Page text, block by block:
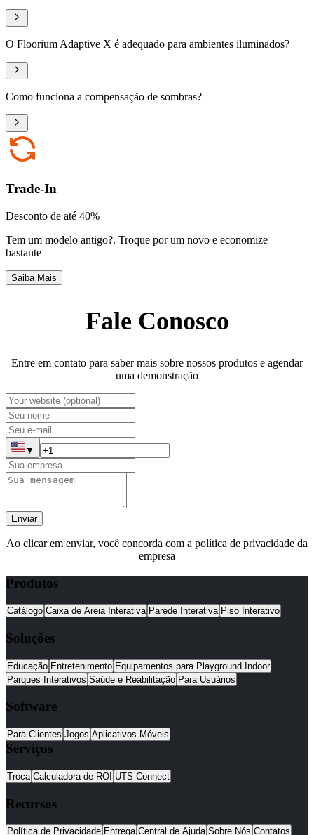
O Floorium Adaptive X é adequado para ambientes iluminados?
Como funciona a compensação de sombras?
Trade-In
Desconto de até 40%
Tem um modelo antigo?. Troque por um novo e economize
bastante
Saiba Mais
Fale Conosco
Entre em contato para saber mais sobre nossos produtos e agendar
uma demonstração
▼
Enviar
Ao clicar em enviar, você concorda com a política de privacidade da
empresa
Produtos
Catálogo Caixa de Areia Interativa Parede Interativa Piso Interativo
Soluções
Educação Entretenimento Equipamentos para Playground Indoor
Parques Interativos Saúde e Reabilitação Para Usuários
Software
Para Clientes Jogos Aplicativos Móveis
Serviços
Troca Calculadora de ROI UTS Connect
Recursos
Política de Privacidade Entrega Central de Ajuda Sobre Nós Contatos